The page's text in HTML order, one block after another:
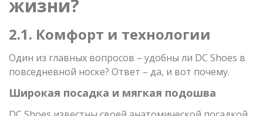
жизни?
2.1. Комфорт и технологии
Один из главных вопросов – удобны ли DC Shoes в
повседневной носке? Ответ – да, и вот почему.
Широкая посадка и мягкая подошва